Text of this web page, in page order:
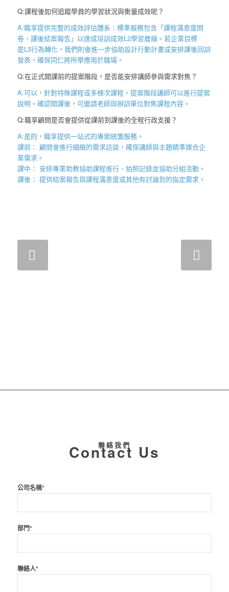
Q:課程後如何追蹤學員的學習狀況與衡量成效呢？
A:職享提供完整的成效評估體系：標準服務包含「課程滿意度問
卷、課後結案報告」以達成培訓成效L2學習層級。若企業目標
是L3行為轉化，我們則會進一步協助設計行動計畫或安排課後回訓
發表，確保同仁將所學應用於職場。
Q:在正式開課前的提案階段，是否能安排講師參與需求對焦？
A:可以，針對特殊課程或多梯次課程，提案階段講師可以進行提案
說明。確認開課後，可邀請老師與辦訓單位對焦課程內容。
Q:職享顧問是否會提供從課前到課後的全程行政支援？
A:是的，職享提供一站式的專案統籌服務。
課前： 顧問會進行細緻的需求訪談，確保講師與主題精準媒合企
業需求。
課中： 安排專業助教協助課程進行、拍照記錄並協助分組活動。
課後： 提供結案報告與課程滿意度或其他有討論到的指定需求。
聯絡我們
Contact Us
公司名稱*
部門*
聯絡人*